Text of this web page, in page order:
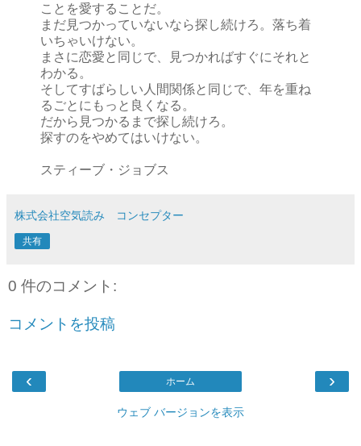
ことを愛することだ。
まだ見つかっていないなら探し続けろ。落ち着
いちゃいけない。
まさに恋愛と同じで、見つかればすぐにそれと
わかる。
そしてすばらしい人間関係と同じで、年を重ね
るごとにもっと良くなる。
だから見つかるまで探し続けろ。
探すのをやめてはいけない。
スティーブ・ジョブス
株式会社空気読み コンセプター
共有
0 件のコメント:
コメントを投稿
‹ ›
ホーム
ウェブ バージョンを表示